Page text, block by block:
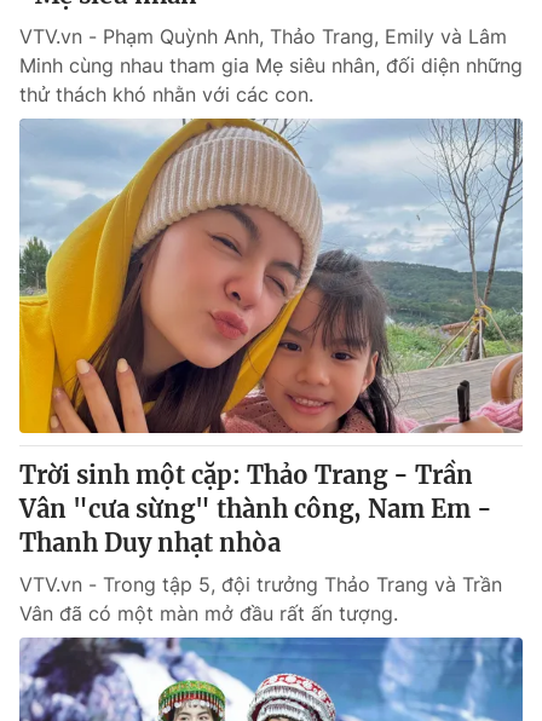
VTV.vn - Phạm Quỳnh Anh, Thảo Trang, Emily và Lâm
Minh cùng nhau tham gia Mẹ siêu nhân, đối diện những
thử thách khó nhằn với các con.
Trời sinh một cặp: Thảo Trang - Trần
Vân "cưa sừng" thành công, Nam Em -
Thanh Duy nhạt nhòa
VTV.vn - Trong tập 5, đội trưởng Thảo Trang và Trần
Vân đã có một màn mở đầu rất ấn tượng.